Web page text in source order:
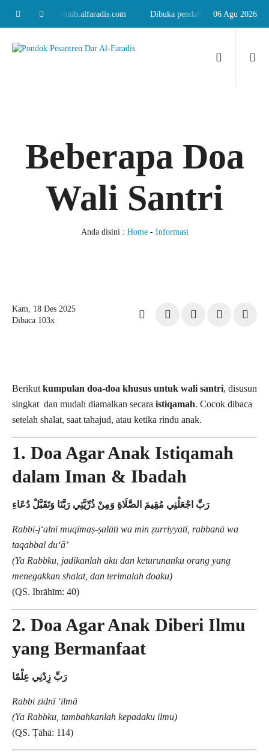
baru, klik: spmb.alfaradis.com Dibuka pendaftaran santri baru, klik:
06 Agu 2026
Beberapa Doa
Wali Santri
Anda disini : Home- Informasi
Kam, 18 Des 2025
Dibaca 103x
Berikut kumpulan doa-doa khusus untuk wali santri, disusun
singkat dan mudah diamalkan secara istiqamah. Cocok dibaca
setelah shalat, saat tahajud, atau ketika rindu anak.
1. Doa Agar Anak Istiqamah
dalam Iman & Ibadah
رَبِّ اجْعَلْنِي مُقِيمَ الصَّلَاةِ وَمِنْ ذُرِّيَّتِي رَبَّنَا وَتَقَبَّلْ دُعَاءِ
Rabbi-j‘alnī muqīmaṣ-ṣalāti wa min ẓurriyyatī, rabbanā wa
taqabbal du‘ā’
(Ya Rabbku, jadikanlah aku dan keturunanku orang yang
menegakkan shalat, dan terimalah doaku)
(QS. Ibrāhīm: 40)
2. Doa Agar Anak Diberi Ilmu
yang Bermanfaat
رَبِّ زِدْنِي عِلْمًا
Rabbi zidnī ‘ilmā
(Ya Rabbku, tambahkanlah kepadaku ilmu)
(QS. Ṭāhā: 114)